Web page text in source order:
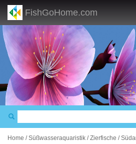
FishGoHome.com
Home /Süßwasseraquaristik /Zierfische /